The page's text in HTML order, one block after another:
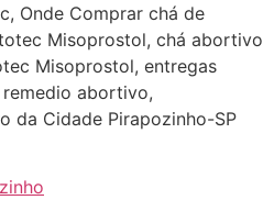
Onde Comprar chá de
Misoprostol, chá abortivo
Misoprostol, entregas
abortivo,
da Cidade Pirapozinho-SP
em
não sei
17:19:16
em